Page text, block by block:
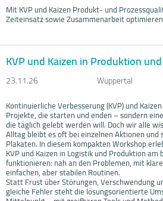
Mit KVP und Kaizen Produkt- und
Zeiteinsatz sowie Zusammenarbeit
KVP und Kaizen in Produktion
23.11.26 Wuppertal
Kontinuierliche Verbesserung (KVP) und
Projekte, die starten und enden – sondern
die täglich gelebt werden will. Doch wir alle
Alltag bleibt es oft bei einzelnen Aktionen und
Plakaten. In diesem kompakten Workshop
KVP und Kaizen in Logistik und Produktion am
funktionieren: nah an den Problemen, mit
einfachen, aber stabilen Routinen.
Statt Frust über Störungen, Verschwendung
gleiche Fehler steht die lösungsorientierte